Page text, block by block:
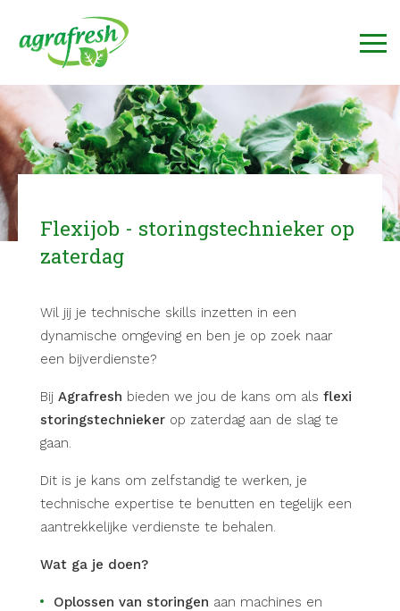
Flexijob - storingstechnieker op
zaterdag
Wil jij je technische skills inzetten in een
dynamische omgeving en ben je op zoek naar
een bijverdienste?
Bij Agrafresh bieden we jou de kans om als flexi
storingstechnieker op zaterdag aan de slag te
gaan.
Dit is je kans om zelfstandig te werken, je
technische expertise te benutten en tegelijk een
aantrekkelijke verdienste te behalen.
Wat ga je doen?
Oplossen van storingen aan machines en